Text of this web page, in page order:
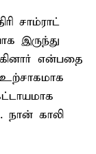
சாம்ராட்
இருந்து
என்பதை
உற்சாகமாக
நான் காலி